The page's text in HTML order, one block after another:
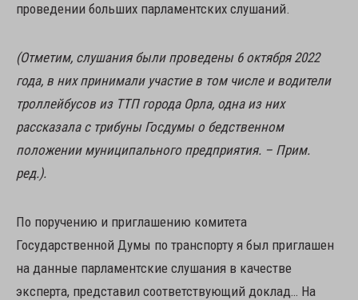
проведении больших парламентских слушаний.
(Отметим, слушания были проведены 6 октября 2022
года, в них принимали участие в том числе и водители
троллейбусов из ТТП города Орла, одна из них
рассказала с трибуны Госдумы о бедственном
положении муниципального предприятия. – Прим.
ред.).
По поручению и приглашению комитета
Государственной Думы по транспорту я был приглашен
на данные парламентские слушания в качестве
эксперта, представил соответствующий доклад… На